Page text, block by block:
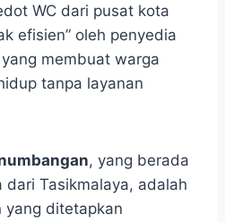
WC dari pusat kota
efisien” oleh penyedia
membuat warga
tanpa layanan
, yang berada
dari Tasikmalaya, adalah
yang ditetapkan